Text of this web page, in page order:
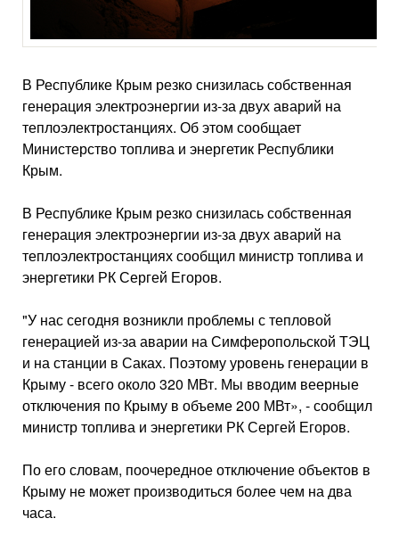
В Республике Крым резко снизилась собственная
генерация электроэнергии из-за двух аварий на
теплоэлектростанциях. Об этом сообщает
Министерство топлива и энергетик Республики
Крым.
В Республике Крым резко снизилась собственная
генерация электроэнергии из-за двух аварий на
теплоэлектростанциях сообщил министр топлива и
энергетики РК Сергей Егоров.
"У нас сегодня возникли проблемы с тепловой
генерацией из-за аварии на Симферопольской ТЭЦ
и на станции в Саках. Поэтому уровень генерации в
Крыму - всего около 320 МВт. Мы вводим веерные
отключения по Крыму в объеме 200 МВт», - сообщил
министр топлива и энергетики РК Сергей Егоров.
По его словам, поочередное отключение объектов в
Крыму не может производиться более чем на два
часа.